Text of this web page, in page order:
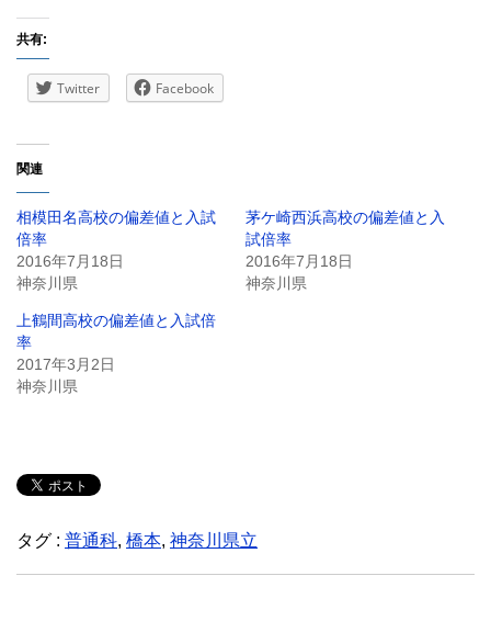
共有:
Twitter Facebook
関連
相模田名高校の偏差値と入試
倍率
2016年7月18日
神奈川県
茅ケ崎西浜高校の偏差値と入
試倍率
2016年7月18日
神奈川県
上鶴間高校の偏差値と入試倍
率
2017年3月2日
神奈川県
タグ : 普通科, 橋本, 神奈川県立